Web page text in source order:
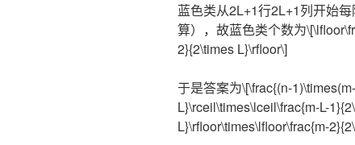
蓝色类从2L+1行2L+1列开始
算），故蓝色类个数为
2}{2\times L}\rfloor\]
于是答案为\[\frac{(n-
L}\rceil\times\lceil\frac{m-L-
L}\rfloor\times\lfloor\frac{m-